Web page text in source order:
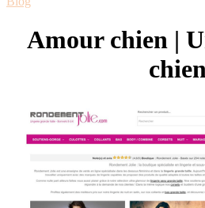
Amour chien |